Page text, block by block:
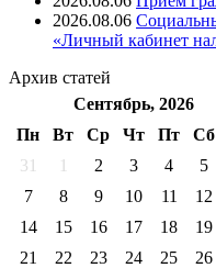
2026.08.06
«Личный кабинет
Архив статей
Сентябрь, 2026
Пн
Вт Ср Чт Пт Cб
31
1 2 3 4 5
7
8 9 10 11 12
14
15 16 17 18 19
21
22 23 24 25 26